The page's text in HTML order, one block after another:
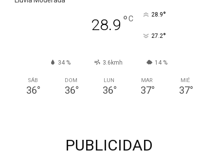
28.9 °C 28.9°
27.2°
34 % 3.6kmh 14 %
SÁB
36°
DOM
36°
LUN
36°
MAR
37°
MIÉ
37°
PUBLICIDAD